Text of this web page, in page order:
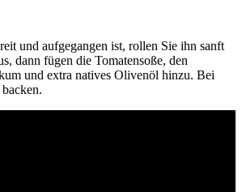
und aufgegangen ist, rollen Sie ihn sanft
dann fügen die Tomatensoße, den
und extra natives Olivenöl hinzu. Bei